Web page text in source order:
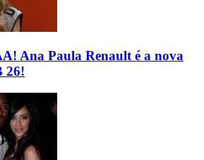
Ana Paula Renault é a nova
26!